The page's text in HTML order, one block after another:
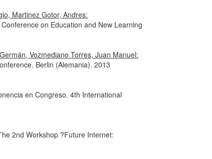
Martinez Gotor, Andres:
on Education and New Learning
Vozmediano Torres, Juan Manuel:
Berlin (Alemania). 2013
en Congreso. 4th International
2nd Workshop ?Future Internet: